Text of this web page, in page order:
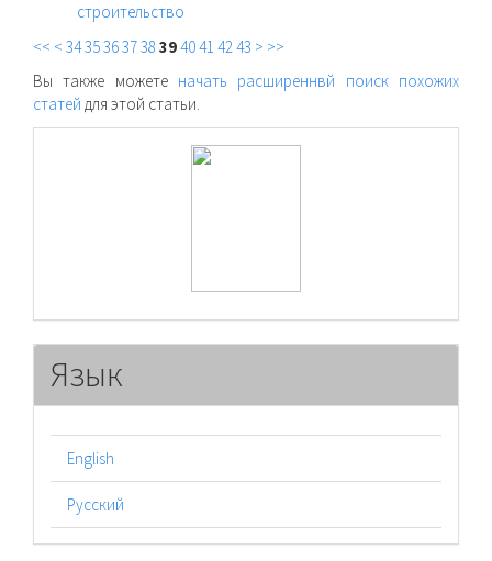
строительство
<< < 3435363738 394041 4243 > >>
Вы также можете начать расширеннвй поиск похожих
статей для этой статьи.
Язык
English
Русский